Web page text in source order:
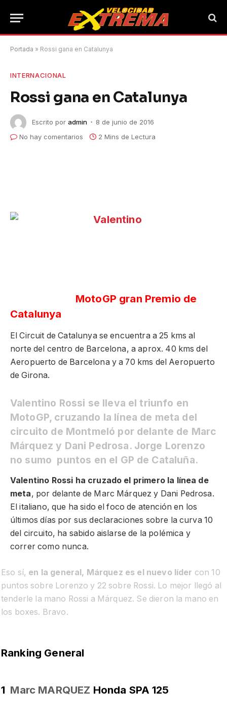
Portada » Rossi gana en Catalunya
INTERNACIONAL
Rossi gana en Catalunya
Escrito por admin
8 de junio de 2016
No hay comentarios
2 Mins de Lectura
MotoGP gran Premio de
Catalunya
El Circuit de Catalunya se encuentra a 25 kms al
norte del centro de Barcelona, a aprox. 40 kms del
Aeropuerto de Barcelona y a 70 kms del Aeropuerto
de Girona.
Valentino Rossi se lleva el triunfo en
MotoGP, cruzando la línea de meta del
circuito de Montmeló por delante de Marc
Márquez y Dani Pedrosa. Jorge Lorenzo
no sumo puntos en el GP de Cataluña.
Valentino Rossi ha cruzado el primero la línea de
meta, por delante de Marc Márquez y Dani Pedrosa.
El italiano, que ha sido el foco de atención en los
últimos días por sus declaraciones sobre la curva 10
del circuito, ha sabido aislarse de la polémica y
correr como nunca.
Eso sí, en la general, Márquez es el nuevo líder con 10
puntos sobre Lorenzo y 22 sobre Rossi. Lo mejor llegó al
tenderle la mano Rossi a Márquez. Se dieron la mano en
los boxes. Bravo.
Ranking General
1 Marc MARQUEZ Honda SPA 125